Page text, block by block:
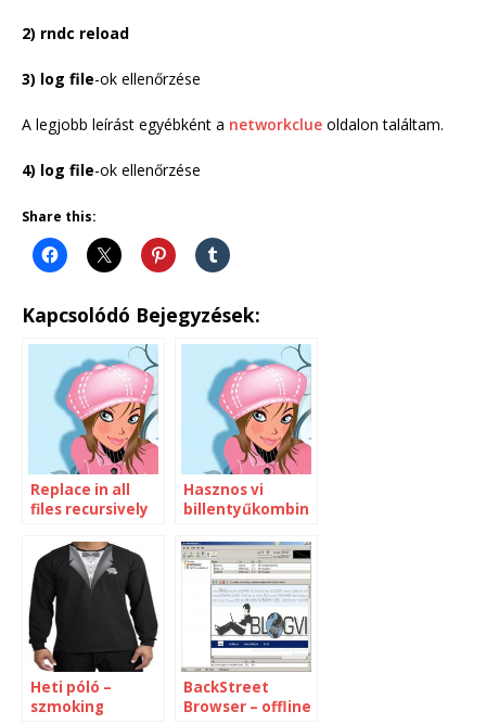
2) rndc reload
3) log file-ok ellenőrzése
A legjobb leírást egyébként a networkclue oldalon találtam.
4) log file-ok ellenőrzése
Share this:
Kapcsolódó Bejegyzések:
Replace in all
files recursively
Hasznos vi
billentyűkombin
Heti póló –
szmoking
BackStreet
Browser – offline